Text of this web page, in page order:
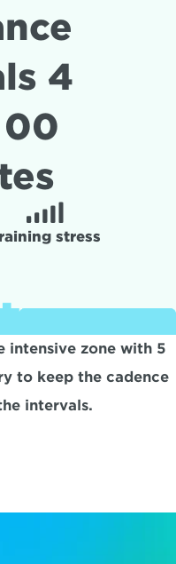
4
00
stress
intensive zone with 5
to keep the cadence
intervals.